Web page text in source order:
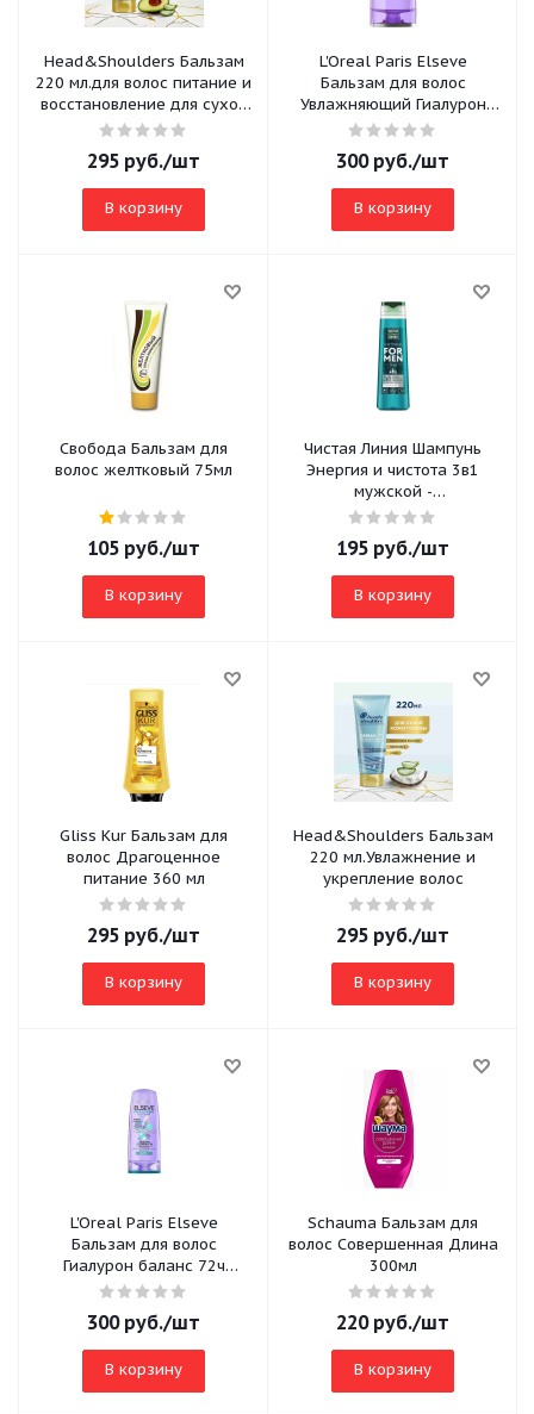
Head&Shoulders Бальзам
220 мл.для волос питание и
восстановление для сухой
кожи головы и волос
295 руб./шт
В корзину
L'Oreal Paris Elseve
Бальзам для волос
Увлажняющий Гиалурон
наполнитель 200мл
300руб./шт
В корзину
Свобода Бальзам для
волос желтковый 75мл
105 руб./шт
В корзину
Чистая Линия Шампунь
Энергия и чистота 3в1
мужской -
шампунь,кондиционер и
195 руб./шт
В корзину
Gliss Kur Бальзам для
волос Драгоценное
питание 360 мл
295 руб./шт
В корзину
Head&Shoulders Бальзам
220 мл.Увлажнение и
укрепление волос
295 руб./шт
В корзину
L'Oreal Paris Elseve
Бальзам для волос
Гиалурон баланс 72ч
свежести 200мл
300руб./шт
В корзину
Schauma Бальзам для
волос Совершенная Длина
300мл
220руб./шт
В корзину